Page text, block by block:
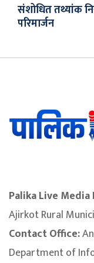
संशोधित तथ्यांक
परिमार्जन
Palika Live
Ajirkot Rural
Contact Office:
Department of